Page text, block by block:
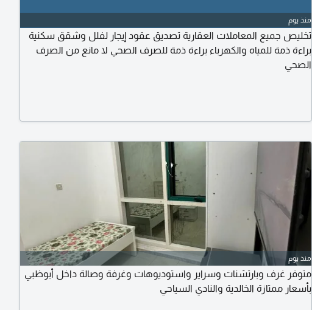
منذ يوم
تخليص جميع المعاملات العقارية تصديق عقود إيجار لفلل وشقق سكنية
براءة ذمة للمياه والكهرباء براءة ذمة للصرف الصحي لا مانع من الصرف
الصحي
منذ يوم
متوفر غرف وبارتشنات وسراير واستوديوهات وغرفة وصالة داخل أبوظبي
بأسعار ممتازة الخالدية والنادي السياحي